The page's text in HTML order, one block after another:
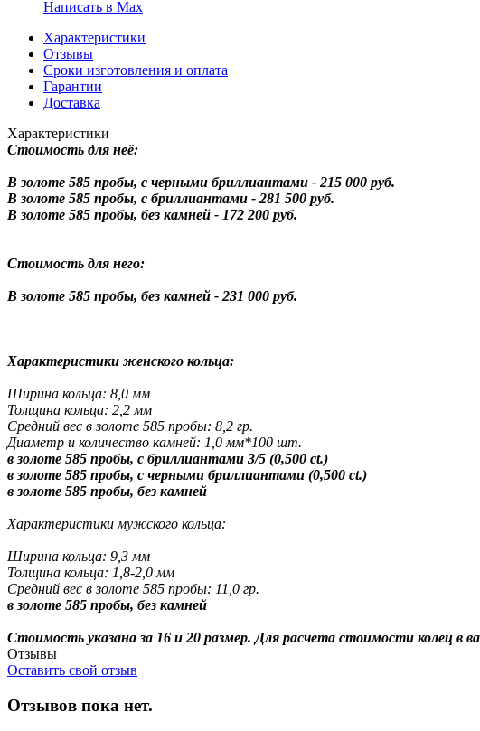
Написать в Мах
Характеристики
Отзывы
Сроки изготовления и оплата
Гарантии
Доставка
Характеристики
Стоимость для неё:
В золоте 585 пробы, с черными бриллиантами - 215 000 руб.
В золоте 585 пробы, с бриллиантами - 281 500 руб.
В золоте 585 пробы, без камней - 172 200 руб.
Стоимость для него:
В золоте 585 пробы, без камней - 231 000 руб.
Характеристики женского кольца:
Ширина кольца: 8,0 мм
Толщина кольца: 2,2 мм
Средний вес в золоте 585 пробы: 8,2 гр.
Диаметр и количество камней: 1,0 мм*100 шт.
в золоте 585 пробы, с бриллиантами 3/5 (0,500 ct.)
в золоте 585 пробы, с черными бриллиантами (0,500 ct.)
в золоте 585 пробы, без камней
Характеристики мужского кольца:
Ширина кольца: 9,3 мм
Толщина кольца: 1,8-2,0 мм
Средний вес в золоте 585 пробы: 11,0 гр.
в золоте 585 пробы, без камней
Стоимость указана за 16 и 20 размер. Для расчета стоимости колец
Отзывы
Оставить свой отзыв
Отзывов пока нет.